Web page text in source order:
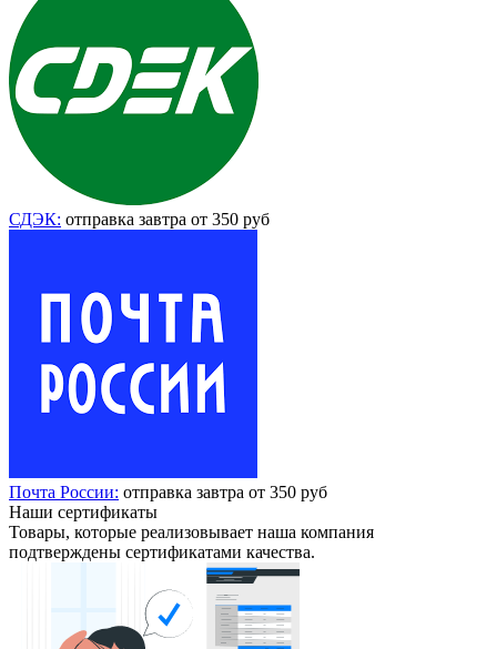
СДЭК: отправка завтра от 350 руб
Почта России: отправка завтра от 350 руб
Наши сертификаты
Товары, которые реализовывает наша компания
подтверждены сертификатами качества.